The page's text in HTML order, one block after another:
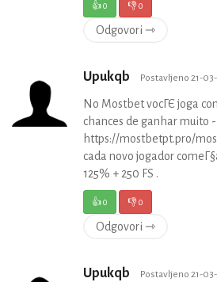
👍0 👎0
Odgovori ⇾
Upukqb Postavljeno 21-
No Mostbet vocГЄ joga
chances de ganhar muito -
https://mostbetpt.pro/
cada novo jogador
125% + 250 FS .
👍0 👎0
Odgovori ⇾
Upukqb Postavljeno 21-